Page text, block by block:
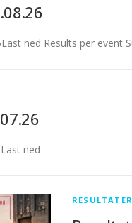
ned Results per event
ned